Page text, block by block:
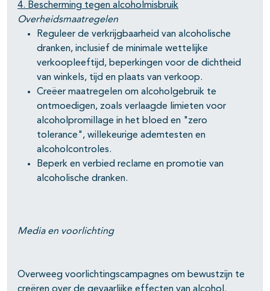
4. Bescherming tegen alcoholmisbruik
Overheidsmaatregelen
Reguleer de verkrijgbaarheid van alcoholische
dranken, inclusief de minimale wettelijke
verkoopleeftijd, beperkingen voor de dichtheid
van winkels, tijd en plaats van verkoop.
Creëer maatregelen om alcoholgebruik te
ontmoedigen, zoals verlaagde limieten voor
alcoholpromillage in het bloed en "zero
tolerance", willekeurige ademtesten en
alcoholcontroles.
Beperk en verbied reclame en promotie van
alcoholische dranken.
Media en voorlichting
Overweeg voorlichtingscampagnes om bewustzijn te